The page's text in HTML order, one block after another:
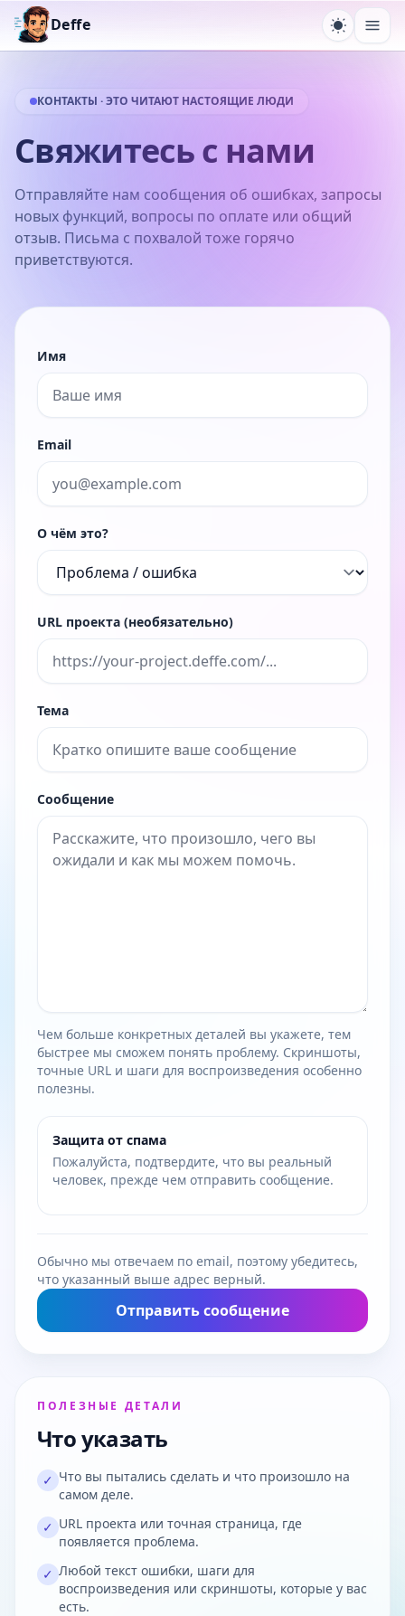
Deffe
КОНТАКТЫ · ЭТО ЧИТАЮТ НАСТОЯЩИЕ ЛЮДИ
Свяжитесь с нами
Отправляйте нам сообщения об ошибках, запросы
новых функций, вопросы по оплате или общий
отзыв. Письма с похвалой тоже горячо
приветствуются.
Имя
Email
О чём это?
URL проекта (необязательно)
Тема
Сообщение
Чем больше конкретных деталей вы укажете, тем
быстрее мы сможем понять проблему. Скриншоты,
точные URL и шаги для воспроизведения особенно
полезны.
Защита от спама
Пожалуйста, подтвердите, что вы реальный
человек, прежде чем отправить сообщение.
Обычно мы отвечаем по email, поэтому убедитесь,
что указанный выше адрес верный.
Отправить сообщение
ПОЛЕЗНЫЕ ДЕТАЛИ
Что указать
✓ Что вы пытались сделать и что произошло на
самом деле.
✓ URL проекта или точная страница, где
появляется проблема.
✓ Любой текст ошибки, шаги для
воспроизведения или скриншоты, которые у вас
есть.